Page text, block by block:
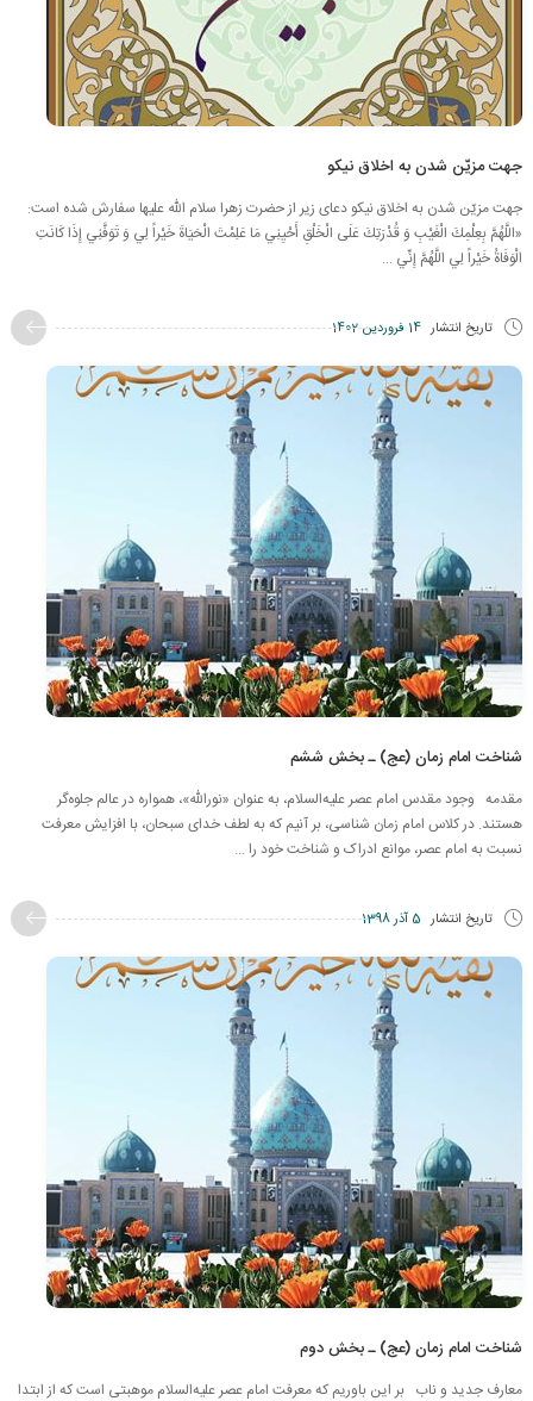
جهت مزیّن شدن به اخلاق نیکو
جهت مزیّن شدن به اخلاق نیکو دعای زیر از حضرت زهرا سلام الله علیها سفارش شده است:
«اللَّهُمَّ بِعِلْمِكَ الْغَيْبِ وَ قُدْرَتِكَ عَلَى الْخَلْقِ أَحْيِنِي مَا عَلِمْتَ الْحَيَاةَ خَيْراً لِي وَ تَوَفَّنِي إِذَا كَانَتِ
الْوَفَاةُ خَيْراً لِي اللَّهُمَّ إِنِّي ...
تاریخ انتشار 14 فروردین 1402
شناخت امام زمان (عج) ـ بخش ششم
مقدمه وجود مقدس امام عصر علیه‌السلام، به عنوان «نورالله»، همواره در عالم جلوه‌گر
هستند. در کلاس امام زمان شناسی، بر آنیم که به لطف خدای سبحان، با افزایش معرفت
نسبت به امام عصر، موانع ادراک و شناخت خود را ...
تاریخ انتشار 5 آذر 1398
شناخت امام زمان (عج) ـ بخش دوم
معارف جدید و ناب بر این باوریم که معرفت امام عصر عليه‌السلام موهبتی است که از ابتدا